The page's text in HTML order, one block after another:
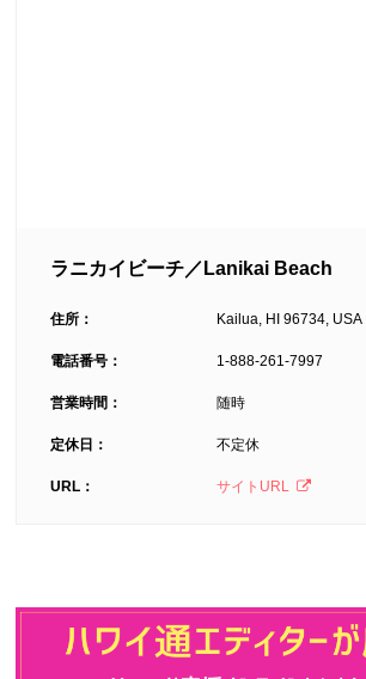
ラニカイビーチ／Lanikai Beach
住所： Kailua, HI 96734, USA
電話番号： 1-888-261-7997
営業時間： 随時
定休日： 不定休
URL： サイトURL